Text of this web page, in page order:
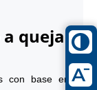
quejas
con base en la